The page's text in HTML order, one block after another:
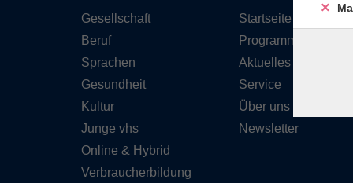
Gesellschaft
Beruf
Sprachen
Gesundheit
Kultur
Junge vhs
Online & Hybrid
Verbraucherbildung
Startseite
Programm
Aktuelles
Service
Über uns
Newsletter